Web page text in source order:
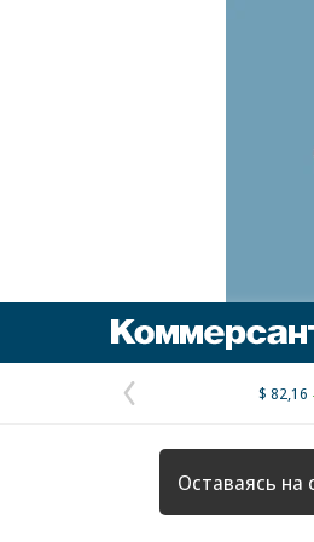
Предыдущая
страница
$ 82,16
Оставаясь на